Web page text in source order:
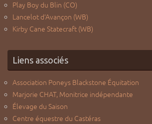
Play Boy du Blin (CO)
Lancelot d’Avançon (WB)
Kirby Cane Statecraft (WB)
Liens associés
Association Poneys Blackstone Équitation
Marjorie CHAT, Monitrice indépendante
Élevage du Saison
Centre équestre du Castéras